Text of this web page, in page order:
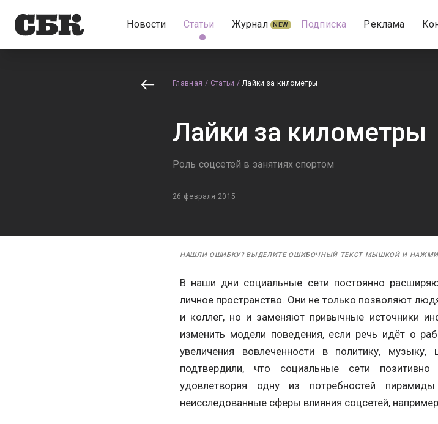
Новости Статьи Журнал NEW Подписка Реклама
Главная / Статьи / Лайки за километры
Лайки за километры
Роль соцсетей в занятиях спортом
26 февраля 2015
НАШЛИ ОШИБКУ? ВЫДЕЛИТЕ ОШИБОЧНЫЙ ТЕКСТ МЫШКОЙ И
В наши дни социальные сети постоянно
личное пространство. Они не только позволяют
и коллег, но и заменяют привычные источники
изменить модели поведения, если речь идёт о
увеличения вовлеченности в политику,
подтвердили, что социальные сети
удовлетворяя одну из потребностей
неисследованные сферы влияния соцсетей,